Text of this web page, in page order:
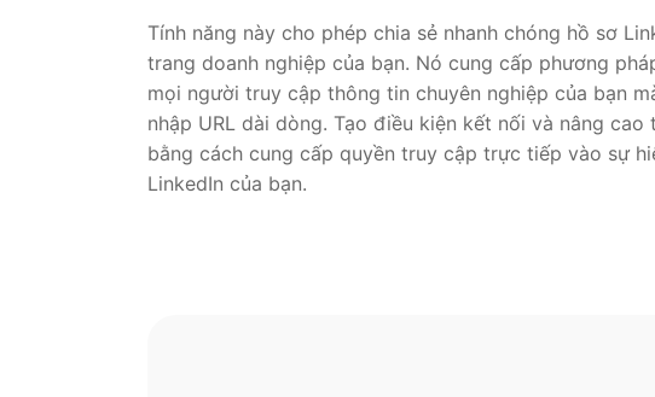
Tính năng này cho phép chia sẻ nhanh chóng hồ sơ
trang doanh nghiệp của bạn. Nó cung cấp phương
mọi người truy cập thông tin chuyên nghiệp của bạn
nhập URL dài dòng. Tạo điều kiện kết nối và nâng cao
bằng cách cung cấp quyền truy cập trực tiếp vào sự
LinkedIn của bạn.